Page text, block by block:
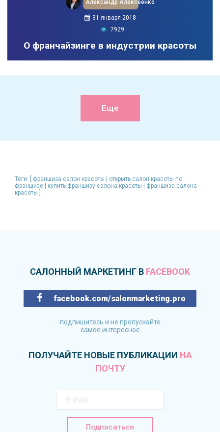
Александр Алексеенко
31 января 2018
7929
О франчайзинге в индустрии красоты
Еще
Теги: [ франшиза салон красоты | открыть салон красоты по
франшизе | купить франшизу салона красоты | франшиза салона
красоты ]
САЛОННЫЙ МАРКЕТИНГ В FACEBOOK
facebook.com/salonmarketing.pro
подпишитесь и не пропускайте
самое интересное
ПОЛУЧАЙТЕ НОВЫЕ ПУБЛИКАЦИИ НА
ПОЧТУ
Подписаться